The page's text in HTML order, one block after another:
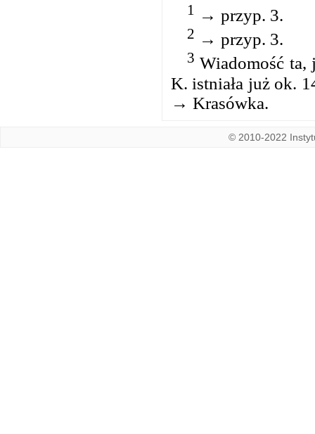
1 → przyp. 3.
2 → przyp. 3.
3 Wiadomość ta,
K. istniała już ok.
→ Krasówka.
© 2010-2022